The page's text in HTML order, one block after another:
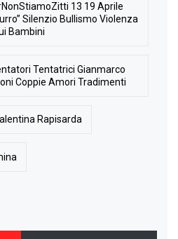
13 19 Aprile
Silenzio Bullismo Violenza
Bambini
Tentatrici Gianmarco
Coppie Amori Tradimenti
Rapisarda